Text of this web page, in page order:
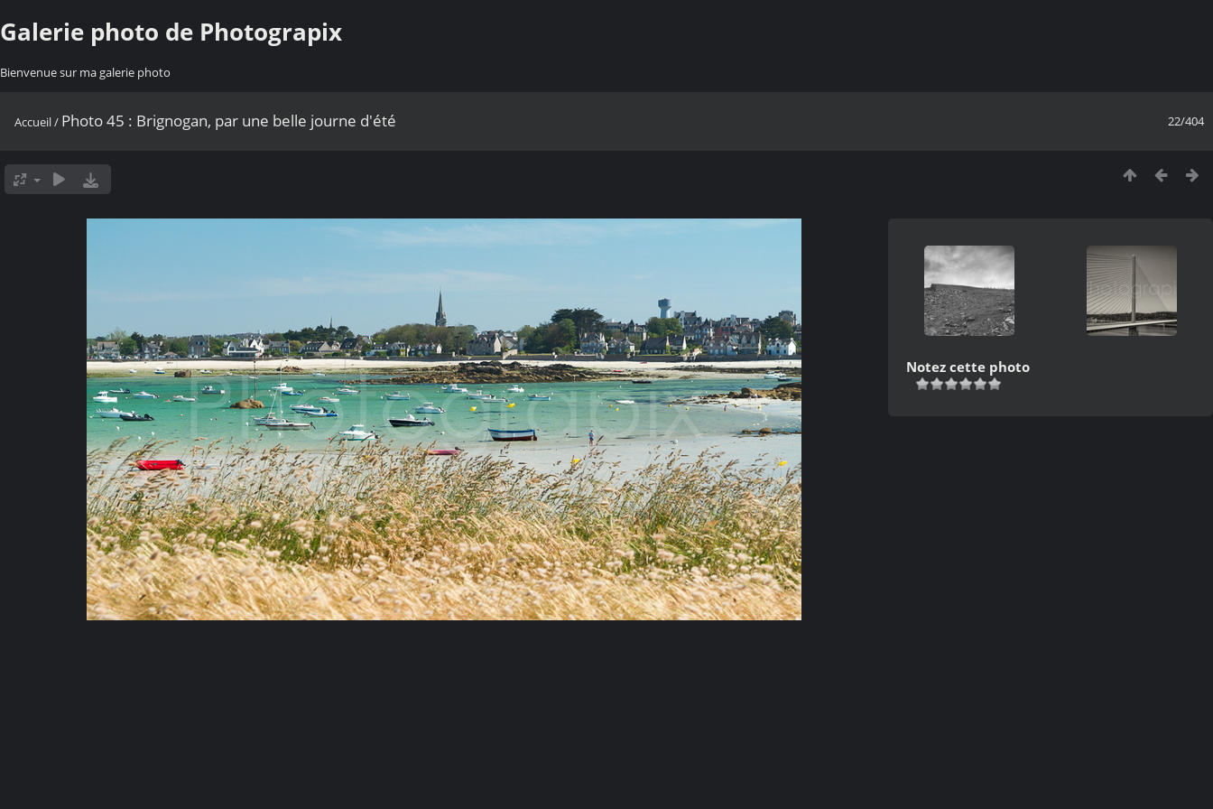
Galerie photo de Photograpix
Bienvenue sur ma galerie photo
22/404
Accueil/ Photo 45 : Brignogan, par une belle journe d'été
Notez cette photo